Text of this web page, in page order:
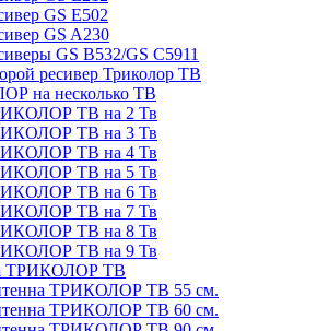
GS E502
GS A230
GS B532/GS C5911
ресивер Триколор ТВ
на несколько ТВ
ТВ на 2 Тв
ТВ на 3 Тв
ТВ на 4 Тв
ТВ на 5 Тв
ТВ на 6 Тв
ТВ на 7 Тв
ТВ на 8 Тв
ТВ на 9 Тв
ТРИКОЛОР ТВ
ТРИКОЛОР ТВ 55 см.
ТРИКОЛОР ТВ 60 см.